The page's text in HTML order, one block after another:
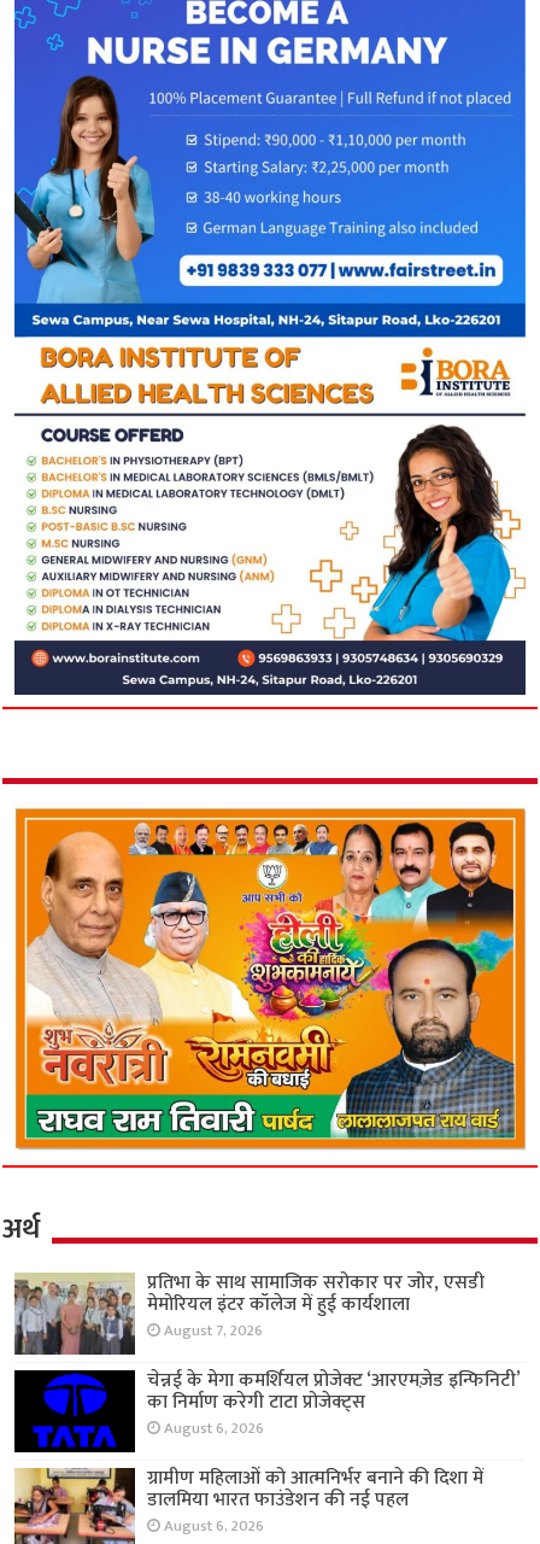
अर्थ
प्रतिभा के साथ सामाजिक सरोकार पर जोर, एसडी
मेमोरियल इंटर कॉलेज में हुई कार्यशाला
August 7, 2026
चेन्नई के मेगा कमर्शियल प्रोजेक्ट ‘आरएमज़ेड इन्फिनिटी’
का निर्माण करेगी टाटा प्रोजेक्ट्स
August 6, 2026
ग्रामीण महिलाओं को आत्मनिर्भर बनाने की दिशा में
डालमिया भारत फाउंडेशन की नई पहल
August 6, 2026